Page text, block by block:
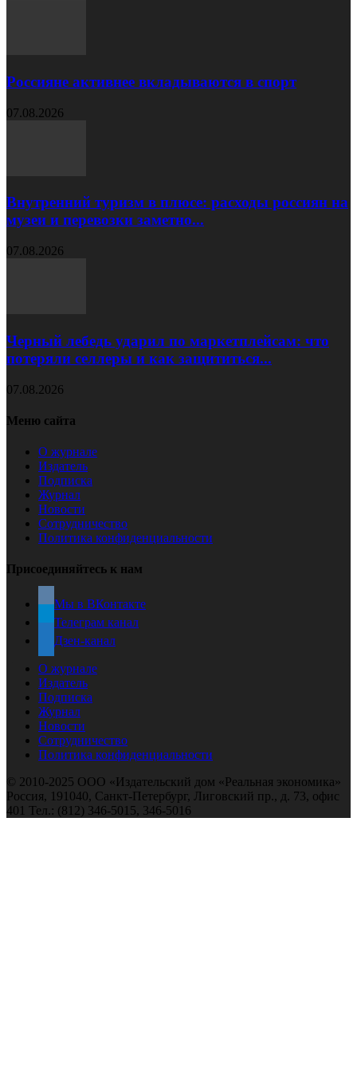
Россияне активнее вкладываются в спорт
07.08.2026
Внутренний туризм в плюсе: расходы россиян на
музеи и перевозки заметно...
07.08.2026
Черный лебедь ударил по маркетплейсам: что
потеряли селлеры и как защититься...
07.08.2026
Меню сайта
О журнале
Издатель
Подписка
Журнал
Новости
Сотрудничество
Политика конфиденциальности
Присоединяйтесь к нам
Мы в ВКонтакте
Телеграм канал
Дзен-канал
О журнале
Издатель
Подписка
Журнал
Новости
Сотрудничество
Политика конфиденциальности
© 2010-2025 ООО «Издательский дом «Реальная экономика»
Россия, 191040, Санкт-Петербург, Лиговский пр., д. 73, офис
401 Тел.: (812) 346-5015, 346-5016